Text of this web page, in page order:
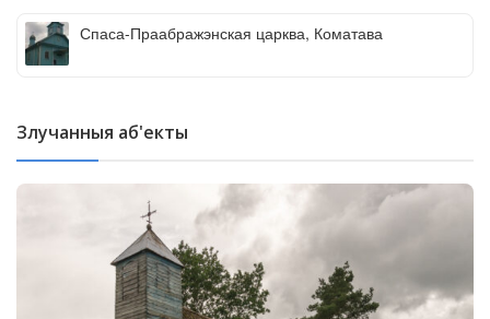
Спаса-Праабражэнская царква, Коматава
Злучанныя аб'екты